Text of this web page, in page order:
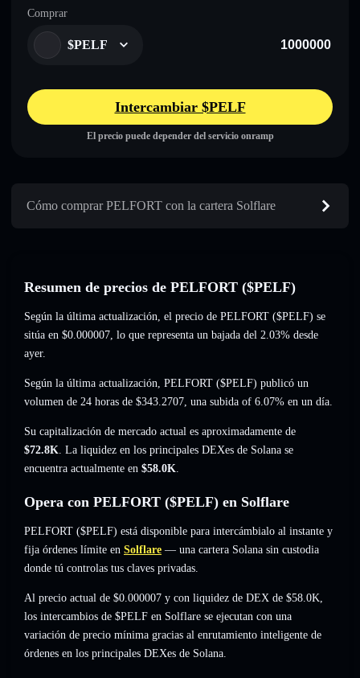
Comprar
$PELF
Intercambiar $PELF
El precio puede depender del servicio onramp
Cómo comprar PELFORT con la cartera Solflare
Resumen de precios de PELFORT ($PELF)
Según la última actualización, el precio de PELFORT ($PELF) se
sitúa en $0.000007, lo que representa un bajada del 2.03% desde
ayer.
Según la última actualización, PELFORT ($PELF) publicó un
volumen de 24 horas de $343.2707, una subida of 6.07% en un día.
Su capitalización de mercado actual es aproximadamente de
$72.8K. La liquidez en los principales DEXes de Solana se
encuentra actualmente en $58.0K.
Opera con PELFORT ($PELF) en Solflare
PELFORT ($PELF) está disponible para intercámbialo al instante y
fija órdenes límite en Solflare — una cartera Solana sin custodia
donde tú controlas tus claves privadas.
Al precio actual de $0.000007 y con liquidez de DEX de $58.0K,
los intercambios de $PELF en Solflare se ejecutan con una
variación de precio mínima gracias al enrutamiento inteligente de
órdenes en los principales DEXes de Solana.